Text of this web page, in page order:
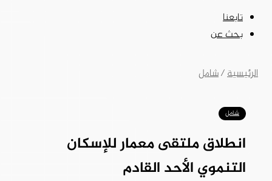
تابعنا
بحث عن
الرئيسية / شامل
شامل
انطلاق ملتقى معمار للإسكان
التنموي الأحد القادم